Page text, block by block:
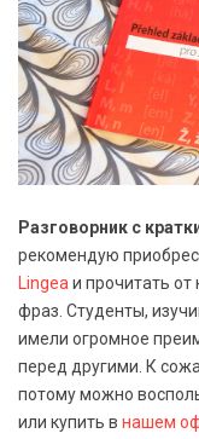
Разговорник с
рекомендую
Lingea и прочитать
фраз. Студенты,
имели огромное
перед другими. К
потому можно
или купить в нашем